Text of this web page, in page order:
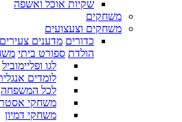
שקיות אוכל ואשפה
משחקים
משחקים וצעצועים
כדורים מדענים צעירים
הולדת ספורט ביתי
לגו ופליימוביל
לומדים
לכל המשפחה
משחקי
משחקי דמיון